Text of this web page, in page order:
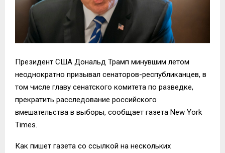
Президент США Дональд Трамп минувшим летом
неоднократно призывал сенаторов-республиканцев, в
том числе главу сенатского комитета по разведке,
прекратить расследование российского
вмешательства в выборы, сообщает газета New York
Times.
Как пишет газета со ссылкой на нескольких